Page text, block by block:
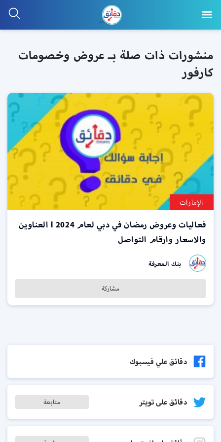
منشورات ذات صلة بـ عروض وخصومات
كارفور
الإمارات
فعاليات وعروض رمضان في دبي لعام 2024 l العناوين
والاسعار وارقام التواصل
بنك المعرفة
مشاركة
دقائق علي فيسبوك
دقائق على تويتر متابعة